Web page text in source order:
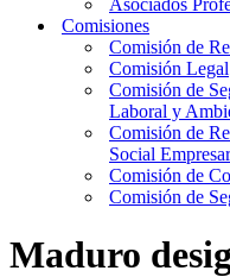
Asociados
Comisiones
Comisión de
Comisión Legal
Comisión de
Laboral y
Comisión de
Social
Comisión de
Comisión de
Maduro